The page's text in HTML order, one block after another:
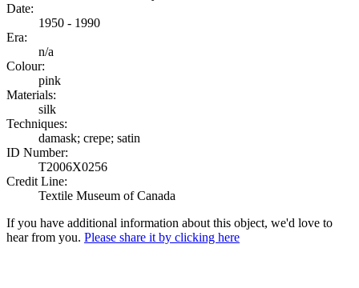
Date:
1950 - 1990
Era:
n/a
Colour:
pink
Materials:
silk
Techniques:
damask; crepe; satin
ID Number:
T2006X0256
Credit Line:
Textile Museum of Canada
If you have additional information about this object, we'd love to
hear from you. Please share it by clicking here